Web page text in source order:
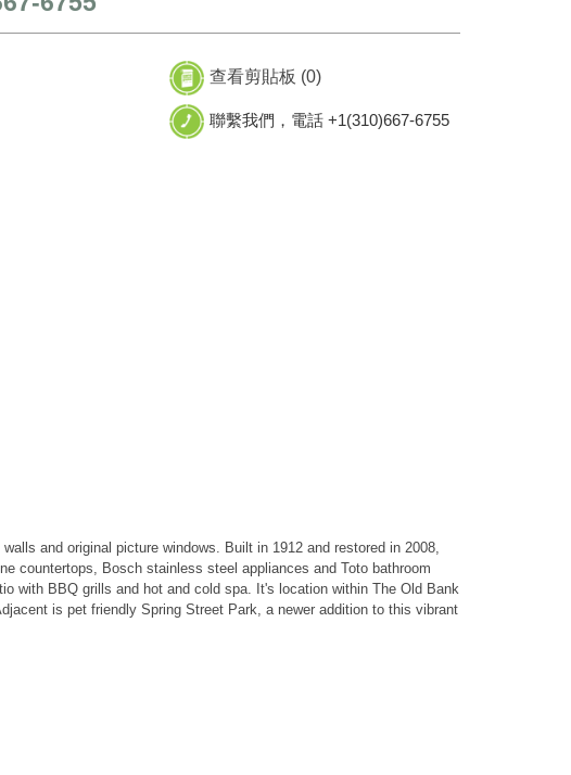
查看剪貼板 (0)
聯繫我們，電話 +1(310)667-6755
and original picture windows. Built in 1912 and restored in 2008,
countertops, Bosch stainless steel appliances and Toto bathroom
with BBQ grills and hot and cold spa. It's location within The Old Bank
is pet friendly Spring Street Park, a newer addition to this vibrant